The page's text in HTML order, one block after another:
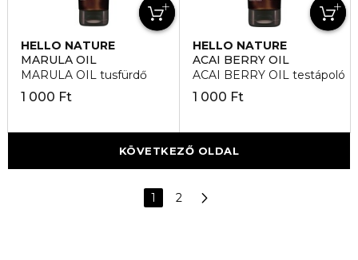
HELLO NATURE
MARULA OIL
MARULA OIL tusfürdő
1 000 Ft
HELLO NATURE
ACAI BERRY OIL
ACAI BERRY OIL testápoló
1 000 Ft
KÖVETKEZŐ OLDAL
1 2